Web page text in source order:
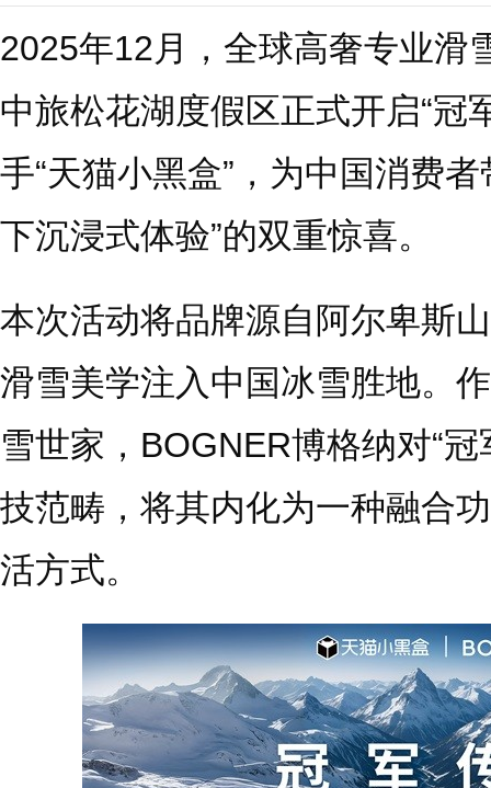
2025年12月，全球高奢专业滑
中旅松花湖度假区正式开启“冠
手“天猫小黑盒”，为中国消费
下沉浸式体验”的双重惊喜。
本次活动将品牌源自阿尔卑斯
滑雪美学注入中国冰雪胜地。
雪世家，BOGNER博格纳对“
技范畴，将其内化为一种融合
活方式。